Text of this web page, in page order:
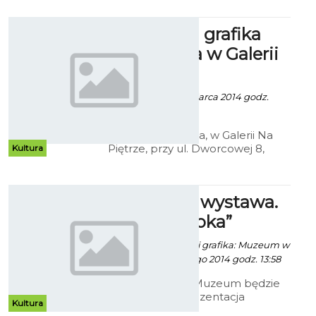
Kultura
Unikatowa grafika
artystyczna w Galerii
Na Piętrze
Robert Kuliński - 1 Marca 2014 godz.
14:57
W piątek, 7 marca, w Galerii Na
Piętrze, przy ul. Dworcowej 8,
Kultura
„Po prostu wystawa.
Andrzej Szoka”
Paweł Kaczor / info. i grafika: Muzeum w
Koszalinie - 28 Lutego 2014 godz. 13:58
W koszalińskim Muzeum będzie
mieć miejsce prezentacja